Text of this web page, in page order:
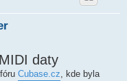
daty
Cubase.cz, kde byla